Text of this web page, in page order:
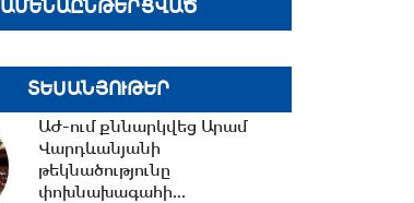
14:09 -14 կիլոմետրից ավելի
մարզի երեք համայնք՝...
13:38 -TRIPP-ի ՍԴ-ի
համապատասխանության
հարցը որոշելու վերաբերյալ...
ԱՄԵՆԱԸՆԹԵՐՑՎԱԾ
ՏԵՍԱՆՅՈՒԹԵՐ
ԱԺ-ում քննարկվեց Արամ
Վարդևանյանի
թեկնածությունը
փոխնախագահի...